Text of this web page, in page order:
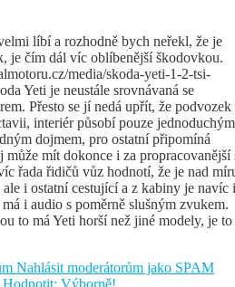
líbí a rozhodně bych neřekl, že je
je čím dál víc oblíbenější škodovkou.
media/skoda-yeti-1-2-tsi-
Yeti je neustále srovnávaná se
Přesto se jí nedá upřít, že podvozek
interiér působí pouze
dojmem, pro ostatní připomíná
mít dokonce i za propracovanější
řada řidičů vůz hodnotí, že je nad
i ostatní cestující a z kabiny je navíc i
i audio s poměrně slušným zvukem.
to má Yeti horší než jiné modely, je to
Nahlásit moderátorům jako SPAM
Hodnotit: Výborně!